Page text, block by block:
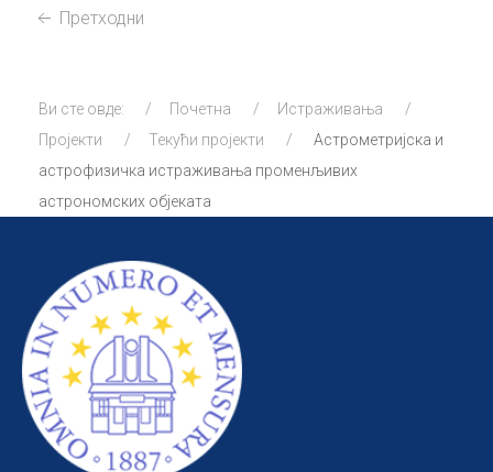
Претходни
Ви сте овде: Почетна
Истраживања
Пројекти
Текући пројекти
Астрометријска и
астрофизичка истраживања променљивих
астрономских објеката